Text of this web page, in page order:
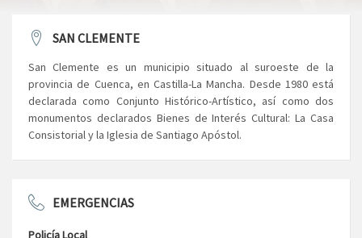
SAN CLEMENTE
San Clemente es un municipio situado al suroeste de la
provincia de Cuenca, en Castilla-La Mancha. Desde 1980 está
declarada como Conjunto Histórico-Artístico, así como dos
monumentos declarados Bienes de Interés Cultural: La Casa
Consistorial y la Iglesia de Santiago Apóstol.
EMERGENCIAS
Policía Local